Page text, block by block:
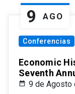
9 AGO
Conferencias
Economic
Seventh
9 de Agosto